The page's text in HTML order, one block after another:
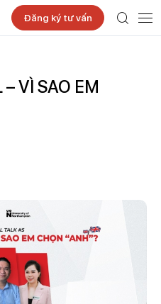
Đăng ký tư vấn
VÌ SAO EM